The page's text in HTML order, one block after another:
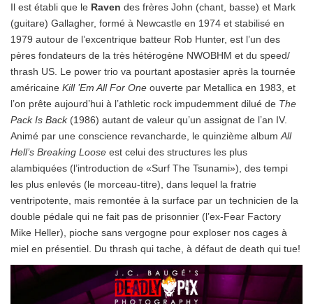
Il est établi que le Raven des frères John (chant, basse) et Mark
(guitare) Gallagher, formé à Newcastle en 1974 et stabilisé en
1979 autour de l’excentrique batteur Rob Hunter, est l’un des
pères fondateurs de la très hétérogène NWOBHM et du speed/
thrash US. Le power trio va pourtant apostasier après la tournée
américaine Kill ’Em All For One ouverte par Metallica en 1983, et
l’on prête aujourd’hui à l’athletic rock impudemment dilué de The
Pack Is Back(1986) autant de valeur qu’un assignat de l’an IV.
Animé par une conscience revancharde, le quinzième album All
Hell’s Breaking Loose est celui des structures les plus
alambiquées (l’introduction de «Surf The Tsunami»), des tempi
les plus enlevés (le morceau-titre), dans lequel la fratrie
ventripotente, mais remontée à la surface par un technicien de la
double pédale qui ne fait pas de prisonnier (l’ex-Fear Factory
Mike Heller), pioche sans vergogne pour exploser nos cages à
miel en présentiel. Du thrash qui tache, à défaut de death qui tue!